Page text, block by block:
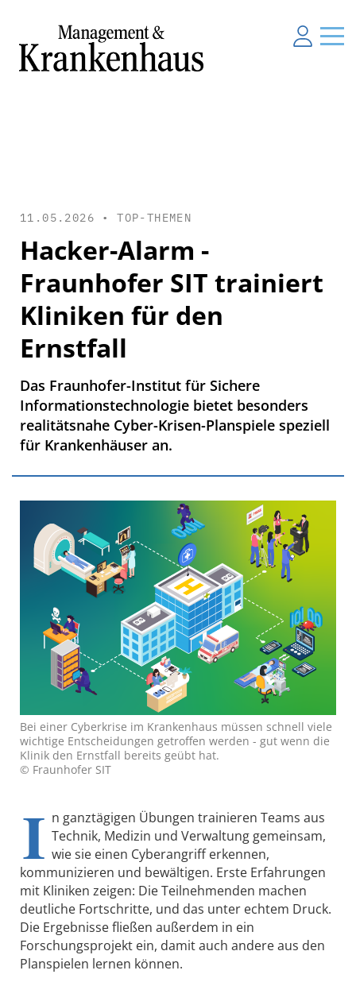
11.05.2026 •TOP-THEMEN
Hacker-Alarm -
Fraunhofer SIT trainiert
Kliniken für den
Ernstfall
Das Fraunhofer-Institut für Sichere
Informationstechnologie bietet besonders
realitätsnahe Cyber-Krisen-Planspiele speziell
für Krankenhäuser an.
Bei einer Cyberkrise im Krankenhaus müssen schnell viele
wichtige Entscheidungen getroffen werden - gut wenn die
Klinik den Ernstfall bereits geübt hat.
© Fraunhofer SIT
I n ganztägigen Übungen trainieren Teams aus
Technik, Medizin und Verwaltung gemeinsam,
wie sie einen Cyberangriff erkennen,
kommunizieren und bewältigen. Erste Erfahrungen
mit Kliniken zeigen: Die Teilnehmenden machen
deutliche Fortschritte, und das unter echtem Druck.
Die Ergebnisse fließen außerdem in ein
Forschungsprojekt ein, damit auch andere aus den
Planspielen lernen können.